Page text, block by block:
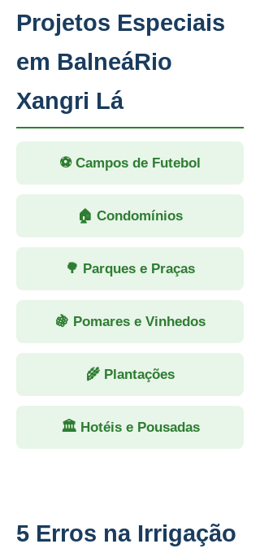
Projetos Especiais
em BalneáRio
Xangri Lá
⚽ Campos de Futebol
🏠 Condomínios
🌳 Parques e Praças
🍇 Pomares e Vinhedos
🌾 Plantações
🏛 Hotéis e Pousadas
5 Erros na Irrigação